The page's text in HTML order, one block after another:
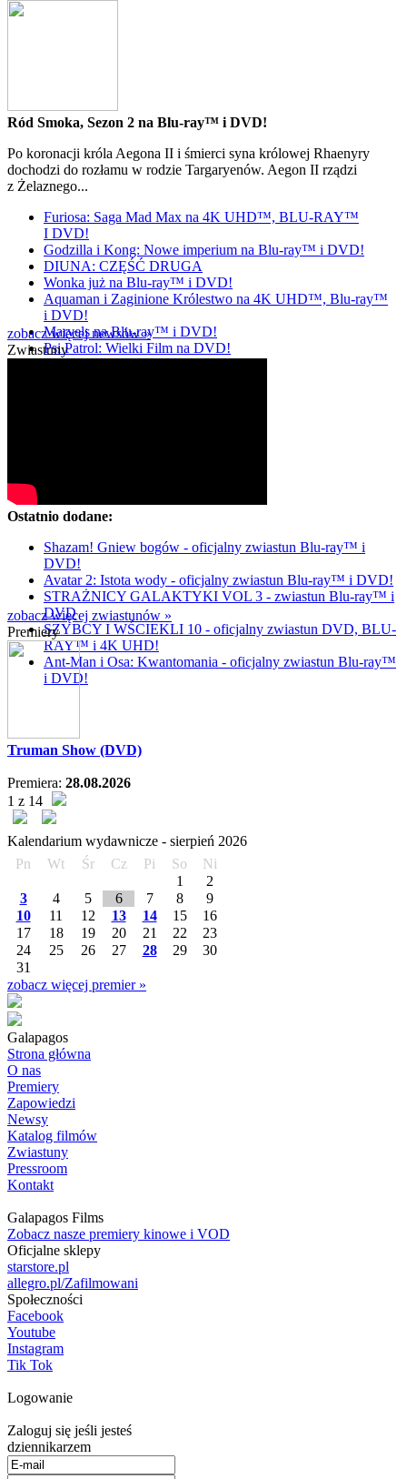
Ród Smoka, Sezon 2 na Blu-ray™ i DVD!
Po koronacji króla Aegona II i śmierci syna królowej Rhaenyry
dochodzi do rozłamu w rodzie Targaryenów. Aegon II rządzi
z Żelaznego...
Furiosa: Saga Mad Max na 4K UHD™, BLU-RAY™
I DVD!
Godzilla i Kong: Nowe imperium na Blu-ray™ i DVD!
DIUNA: CZĘŚĆ DRUGA
Wonka już na Blu-ray™ i DVD!
Aquaman i Zaginione Królestwo na 4K UHD™, Blu-ray™
i DVD!
Marvels na Blu-ray™ i DVD!
Psi Patrol: Wielki Film na DVD!
zobacz więcej newsów »
Zwiastuny
Ostatnio dodane:
Shazam! Gniew bogów - oficjalny zwiastun Blu-ray™ i
DVD!
Avatar 2: Istota wody - oficjalny zwiastun Blu-ray™ i DVD!
STRAŻNICY GALAKTYKI VOL 3 - zwiastun Blu-ray™ i
DVD
SZYBCY I WŚCIEKLI 10 - oficjalny zwiastun DVD, BLU-
RAY™ i 4K UHD!
Ant-Man i Osa: Kwantomania - oficjalny zwiastun Blu-ray™
i DVD!
zobacz więcej zwiastunów »
Premiery
Truman Show (DVD)
Premiera: 28.08.2026
1 z 14
Kalendarium wydawnicze - sierpień 2026
Pn
Wt Śr Cz Pi So
Ni
1
2
3
4 5 6 7 8
9
10
11 12 13 14 15
16
17
18 19 20 21 22
23
24
25 26 27 28 29
30
31
zobacz więcej premier »
Galapagos
Strona główna
O nas
Premiery
Zapowiedzi
Newsy
Katalog filmów
Zwiastuny
Pressroom
Kontakt
Galapagos Films
Zobacz nasze premiery kinowe i VOD
Oficjalne sklepy
starstore.pl
allegro.pl/Zafilmowani
Społeczności
Facebook
Youtube
Instagram
Tik Tok
Logowanie
Zaloguj się jeśli jesteś
dziennikarzem